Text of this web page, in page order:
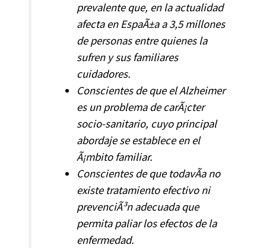
prevalente que, en la actualidad
afecta en EspaÃ±a a 3,5 millones
de personas entre quienes la
sufren y sus familiares
cuidadores.
Conscientes de que el Alzheimer
es un problema de carÃ¡cter
socio-sanitario, cuyo principal
abordaje se establece en el
Ã¡mbito familiar.
Conscientes de que todavÃ­a no
existe tratamiento efectivo ni
prevenciÃ³n adecuada que
permita paliar los efectos de la
enfermedad.